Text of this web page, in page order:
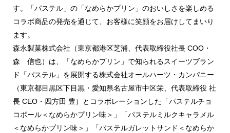
す。「パステル」の「なめらかプリン」のおいしさを楽しめる
コラボ商品の発売を通じて、お客様に笑顔をお届けしてまいり
ます。
森永製菓株式会社（東京都港区芝浦、代表取締役社長 COO・
森 信也）は、「なめらかプリン」で知られるスイーツブラン
ド「パステル」を展開する株式会社オールハーツ・カンパニー
（東京都目黒区下目黒・愛知県名古屋市中区栄、代表取締役 社
長 CEO・四方田 豊）とコラボレーションした「パステルチョ
コボール＜なめらかプリン味＞」「パステルミルクキャラメル
＜なめらかプリン味＞」「パステルガレットサンド＜なめらか